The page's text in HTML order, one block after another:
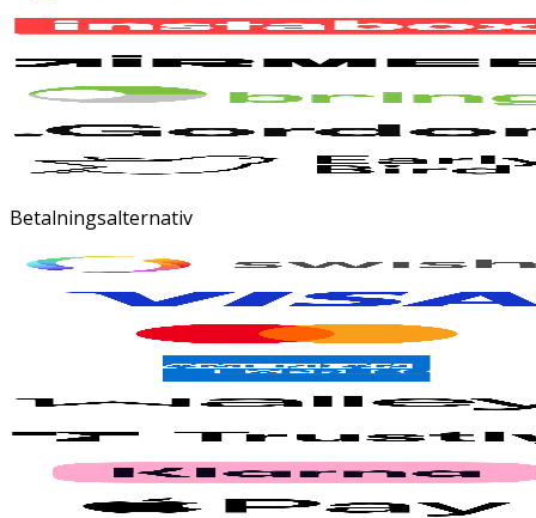
Betalningsalternativ